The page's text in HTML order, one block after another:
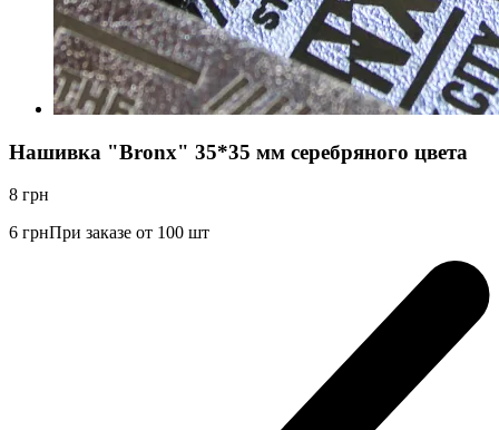
Нашивка "Bronx" 35*35 мм серебряного цвета
8 грн
6 грнПри заказе от 100 шт